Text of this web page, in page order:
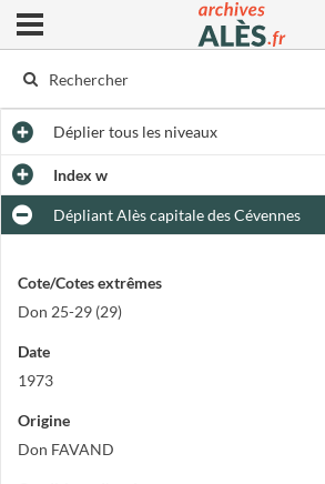
Archives municipales d'Alès
Ouvrir le menu déroulant
Dépliertous les niveaux
Index w
Dépliant Alès capitale des Cévennes
Cote/Cotes extrêmes
Don 25-29 (29)
Date
1973
Origine
Don FAVAND